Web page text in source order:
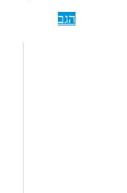
הגב